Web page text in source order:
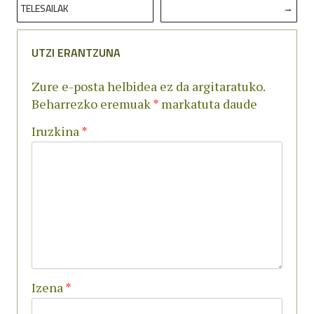
ZEHAR
TELESAILAK
→
UTZI ERANTZUNA
Zure e-posta helbidea ez da argitaratuko.
Beharrezko eremuak* markatuta daude
Iruzkina*
Izena*